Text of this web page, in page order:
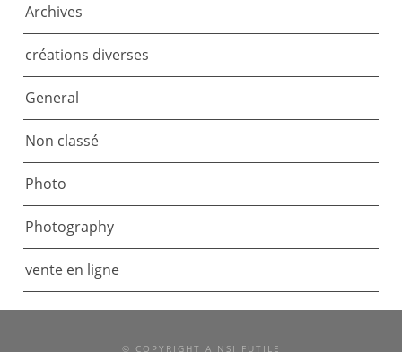
Archives
créations diverses
General
Non classé
Photo
Photography
vente en ligne
© COPYRIGHT AINSI FUTILE